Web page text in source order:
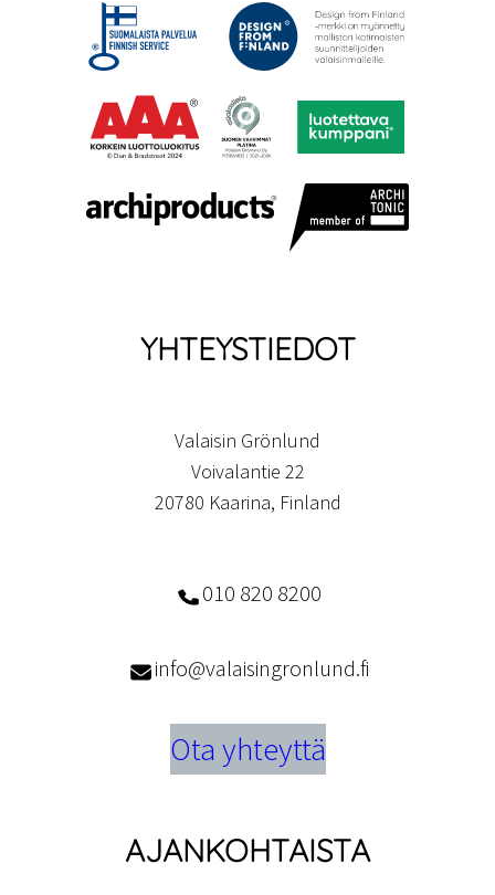
YHTEYSTIEDOT
Valaisin Grönlund
Voivalantie 22
20780 Kaarina, Finland
010 820 8200
info@valaisingronlund.fi
Ota yhteyttä
AJANKOHTAISTA